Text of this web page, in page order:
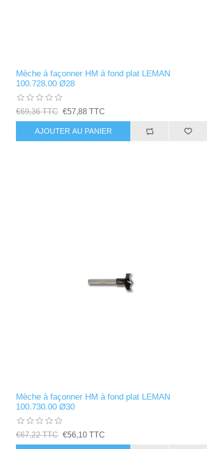
Mèche à façonner HM à fond plat LEMAN
100.728.00 Ø28
€69,36 TTC €57,88 TTC
Mèche à façonner HM à fond plat LEMAN
100.730.00 Ø30
€67,22 TTC €56,10 TTC